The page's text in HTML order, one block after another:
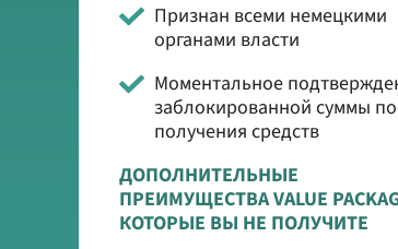
Признан всеми немецкими
органами власти
Моментальное
заблокированной суммы
получения средств
ДОПОЛНИТЕЛЬНЫЕ
ПРЕИМУЩЕСТВА VALUE
КОТОРЫЕ ВЫ НЕ ПОЛУЧИТЕ